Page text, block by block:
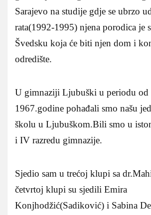
Sarajevo na studije gdje se ubrzo
rata(1992-1995) njena porodica je
Švedsku koja će biti njen dom i
odredište.
U gimnaziji Ljubuški u periodu od
1967.godine pohađali smo našu
školu u Ljubuškom.Bili smo u
i IV razredu gimnazije.
Sjedio sam u trećoj klupi sa
četvrtoj klupi su sjedili Emira
Konjhodžić(Sadiković) i Sabina